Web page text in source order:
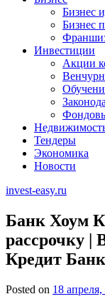
Бизнес
Бизнес
Инвестиции
Акции
Тендеры
Экономика
Новости
invest-easy.ru
Банк Хоум
рассрочку
Кредит Банк
Posted on 18 апреля,